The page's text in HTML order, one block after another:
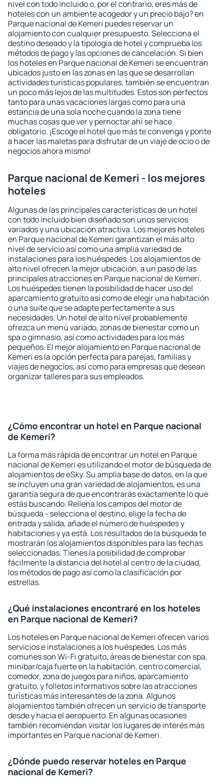
nivel con todo incluido o, por el contrario, eres más de
hoteles con un ambiente acogedor y un precio bajo? en
Parque nacional de Kemeri puedes reservar un
alojamiento con cualquier presupuesto. Selecciona el
destino deseado y la tipología de hotel y comprueba los
métodos de pago y las opciones de cancelación. Si bien
los hoteles en Parque nacional de Kemeri se encuentran
ubicados justo en las zonas en las que se desarrollan
actividades turísticas populares, también se encuentran
un poco más lejos de las multitudes. Estos son perfectos
tanto para unas vacaciones largas como para una
estancia de una sola noche cuando la zona tiene
muchas cosas que ver y pernoctar ahí se hace
obligatorio. ¡Escoge el hotel que más te convenga y ponte
a hacer las maletas para disfrutar de un viaje de ocio o de
negocios ahora mismo!
Parque nacional de Kemeri - los mejores
hoteles
Algunas de las principales características de un hotel
con todo incluido bien diseñado son unos servicios
variados y una ubicación atractiva. Los mejores hoteles
en Parque nacional de Kemeri garantizan el más alto
nivel de servicio así como una amplia variedad de
instalaciones para los huéspedes. Los alojamientos de
alto nivel ofrecen la mejor ubicación, a un paso de las
principales atracciones en Parque nacional de Kemeri.
Los huéspedes tienen la posibilidad de hacer uso del
aparcamiento gratuito así como de elegir una habitación
o una suite que se adapte perfectamente a sus
necesidades. Un hotel de alto nivel probablemente
ofrezca un menú variado, zonas de bienestar como un
spa o gimnasio, así como actividades para los más
pequeños. El mejor alojamiento en Parque nacional de
Kemeri es la opción perfecta para parejas, familias y
viajes de negocios, así como para empresas que desean
organizar talleres para sus empleados.
¿Cómo encontrar un hotel en Parque nacional
de Kemeri?
La forma más rápida de encontrar un hotel en Parque
nacional de Kemeri es utilizando el motor de búsqueda de
alojamientos de eSky. Su amplia base de datos, en la que
se incluyen una gran variedad de alojamientos, es una
garantía segura de que encontrarás exactamente lo que
estás buscando. Rellena los campos del motor de
búsqueda - selecciona el destino, elige la fecha de
entrada y salida, añade el número de huéspedes y
habitaciones y ya está. Los resultados de la búsqueda te
mostrarán los alojamientos disponibles para las fechas
seleccionadas. Tienes la posibilidad de comprobar
fácilmente la distancia del hotel al centro de la ciudad,
los métodos de pago así como la clasificación por
estrellas.
¿Qué instalaciones encontraré en los hoteles
en Parque nacional de Kemeri?
Los hoteles en Parque nacional de Kemeri ofrecen varios
servicios e instalaciones a los huéspedes. Los más
comunes son Wi-Fi gratuito, áreas de bienestar con spa,
minibar/caja fuerte en la habitación, centro comercial,
comedor, zona de juegos para niños, aparcamiento
gratuito, y folletos informativos sobre las atracciones
turísticas más interesantes de la zona. Algunos
alojamientos también ofrecen un servicio de transporte
desde y hacia el aeropuerto. En algunas ocasiones
también recomiendan visitar los lugares de interés más
importantes en Parque nacional de Kemeri.
¿Dónde puedo reservar hoteles en Parque
nacional de Kemeri?